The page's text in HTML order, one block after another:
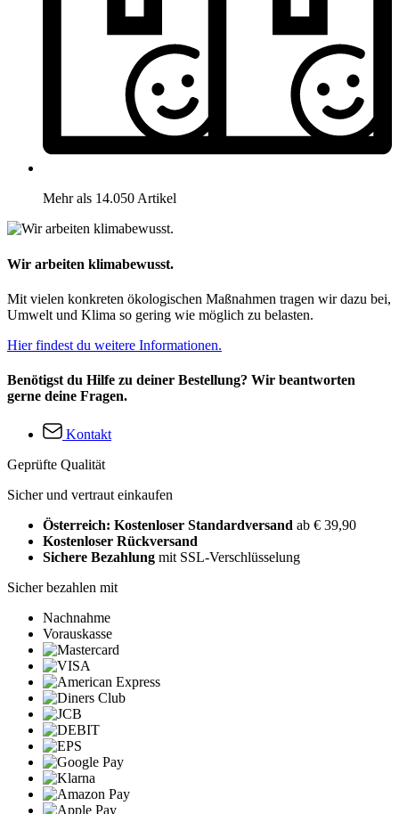
Mehr als 14.050 Artikel
Wir arbeiten klimabewusst.
Mit vielen konkreten ökologischen Maßnahmen tragen wir dazu bei,
Umwelt und Klima so gering wie möglich zu belasten.
Hier findest du weitere Informationen.
Benötigst du Hilfe zu deiner Bestellung? Wir beantworten
gerne deine Fragen.
Kontakt
Geprüfte Qualität
Sicher und vertraut einkaufen
Österreich: Kostenloser Standardversand ab € 39,90
Kostenloser Rückversand
Sichere Bezahlung mit SSL-Verschlüsselung
Sicher bezahlen mit
Nachnahme
Vorauskasse